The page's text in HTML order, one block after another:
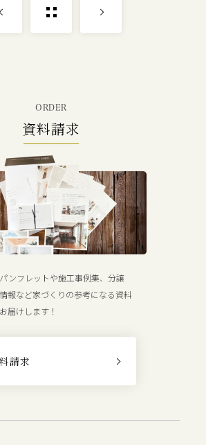
ORDER
資料請求
ンフレットや施工事例集、分譲
報など家づくりの参考になる資料
届けします！
請求